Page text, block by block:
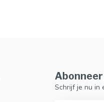
Schrijf je nu in